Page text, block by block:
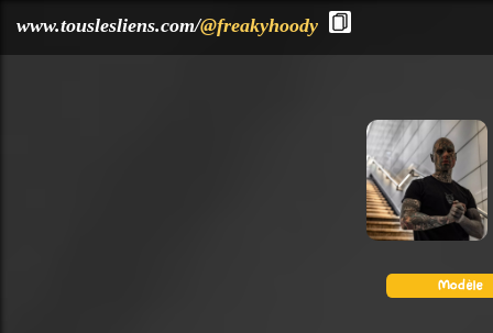
www.touslesliens.com/@freakyhoody